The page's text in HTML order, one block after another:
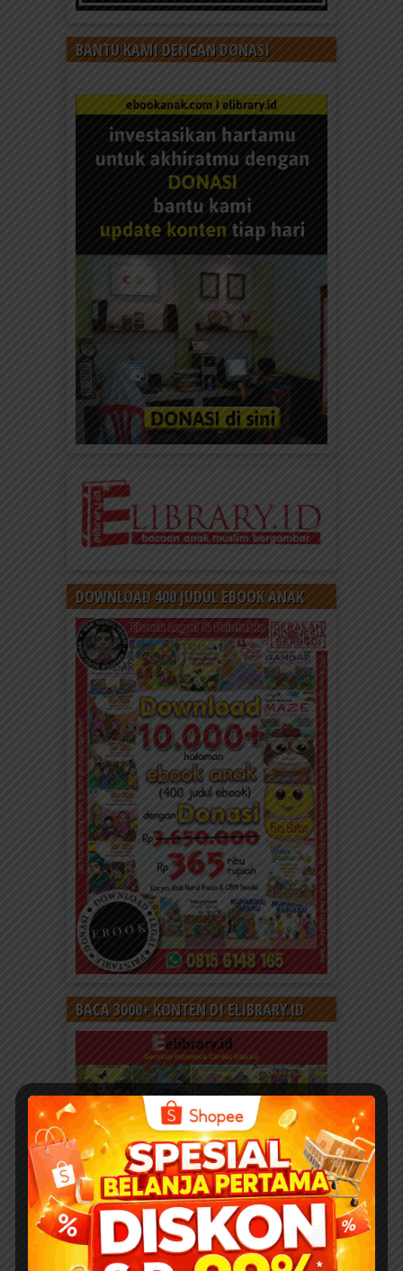
BANTU KAMI DENGAN DONASI
DOWNLOAD 400 JUDUL EBOOK ANAK
BACA 3000+ KONTEN DI ELIBRARY.ID